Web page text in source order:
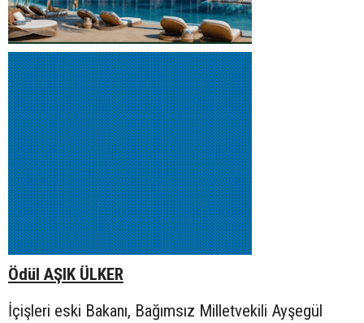
Ödül AŞIK ÜLKER
İçişleri eski Bakanı, Bağımsız Milletvekili Ayşegül